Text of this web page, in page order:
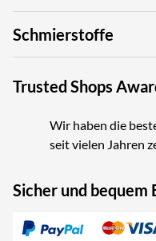
Schmierstoffe
Trusted Shops
Wir haben die
seit vielen Jahren
Sicher und bequem